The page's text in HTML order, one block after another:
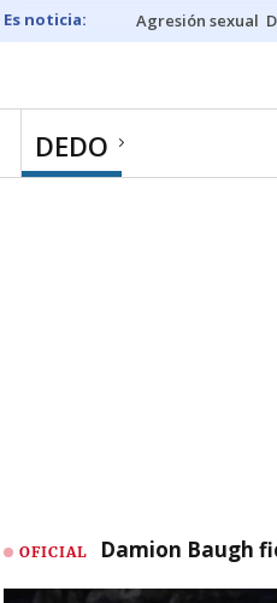
Agresión sexual
DEDO
OFICIAL Damion Baugh